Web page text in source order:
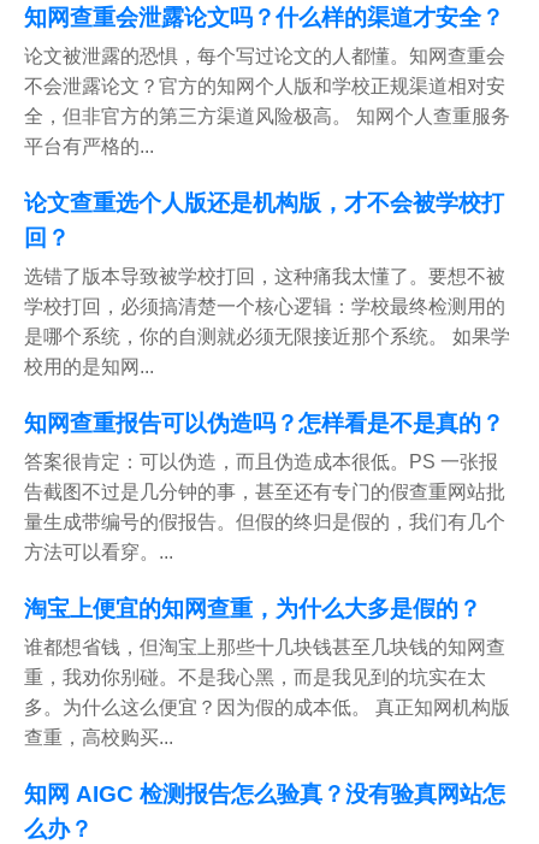
知网查重会泄露论文吗？什么样的渠道才安全？
论文被泄露的恐惧，每个写过论文的人都懂。知网查重会
不会泄露论文？官方的知网个人版和学校正规渠道相对安
全，但非官方的第三方渠道风险极高。 知网个人查重服务
平台有严格的...
论文查重选个人版还是机构版，才不会被学校打
回？
选错了版本导致被学校打回，这种痛我太懂了。要想不被
学校打回，必须搞清楚一个核心逻辑：学校最终检测用的
是哪个系统，你的自测就必须无限接近那个系统。 如果学
校用的是知网...
知网查重报告可以伪造吗？怎样看是不是真的？
答案很肯定：可以伪造，而且伪造成本很低。PS 一张报
告截图不过是几分钟的事，甚至还有专门的假查重网站批
量生成带编号的假报告。但假的终归是假的，我们有几个
方法可以看穿。...
淘宝上便宜的知网查重，为什么大多是假的？
谁都想省钱，但淘宝上那些十几块钱甚至几块钱的知网查
重，我劝你别碰。不是我心黑，而是我见到的坑实在太
多。为什么这么便宜？因为假的成本低。 真正知网机构版
查重，高校购买...
知网 AIGC 检测报告怎么验真？没有验真网站怎
么办？